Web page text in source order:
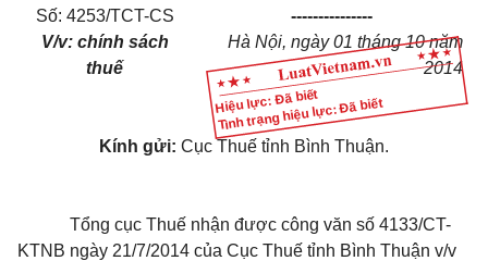
Hiệu lực: Đã biết
Tình trạng hiệu lực: Đã biết
Số: 4253/TCT-CS
V/v: chính sách
thuế
---------------
Hà Nội, ngày01 tháng10năm
2014
Kính gửi: Cục Thuế tỉnh Bình Thuận.
Tổng cục Thuế nhận được công văn số 4133/CT-
KTNB ngày 21/7/2014 của Cục Thuế tỉnh Bình Thuận v/v